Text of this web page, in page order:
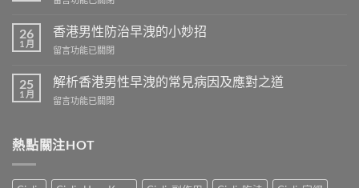
果
陽
藥
商
–
專
陽
產
購
港
男
性
防
早
洩
面
26
1 月
香港男性防治早洩的小妙招
在
港
男
性
早
小
留言功能已關閉
25
1 月
解析香港男性早洩的常見病因及應對之道
在
香
港
性
留言功能已關閉
熱點關注HOT